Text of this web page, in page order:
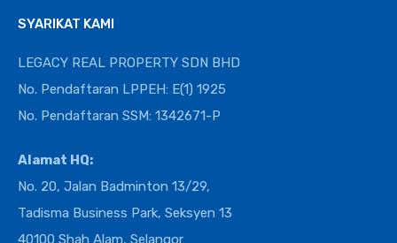
SYARIKAT KAMI
LEGACY REAL PROPERTY SDN BHD
No. Pendaftaran LPPEH: E(1) 1925
No. Pendaftaran SSM: 1342671-P
Alamat HQ:
No. 20, Jalan Badminton 13/29,
Tadisma Business Park, Seksyen 13
40100 Shah Alam, Selangor